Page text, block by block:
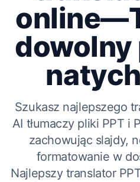
dowolny
Szukasz najlepszego
AI tłumaczy pliki PPT i
zachowując slajdy,
formatowanie w
Najlepszy translator